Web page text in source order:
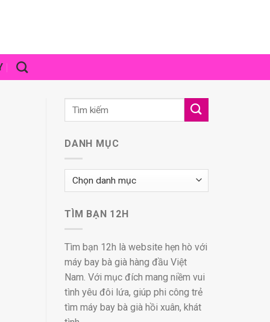
DANH MỤC
Danh
mục
TÌM BẠN 12H
Tìm bạn 12h là website hẹn hò với
máy bay bà già hàng đầu Việt
Nam. Với mục đích mang niềm vui
tình yêu đôi lứa, giúp phi công trẻ
tìm máy bay bà già hồi xuân, khát